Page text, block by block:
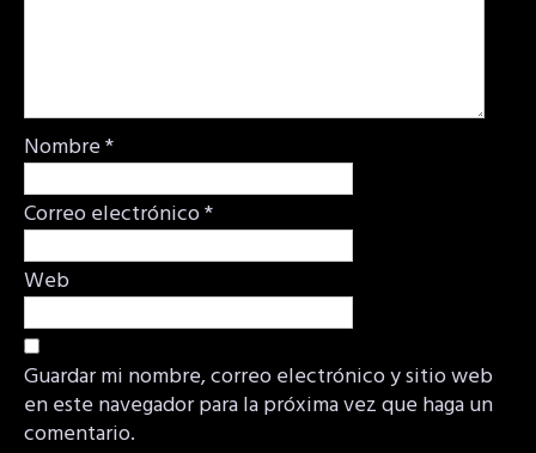
Nombre*
Correo electrónico*
Web
Guardar mi nombre, correo electrónico y sitio web
en este navegador para la próxima vez que haga un
comentario.